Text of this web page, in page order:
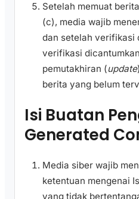
Setelah memuat
(c), media wajib
dan setelah verifikasi
verifikasi
pemutakhiran (update
berita yang belum
Isi Buatan
Generated
Media siber wajib
ketentuan mengenai
yang tidak